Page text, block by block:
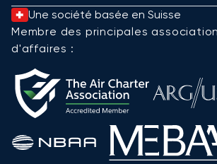
Une société basée en Suisse
Membre des principales
d'affaires :